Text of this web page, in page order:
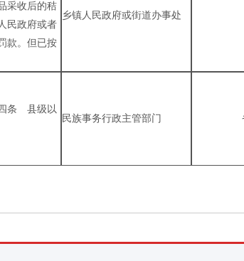
采收后的秸
民政府或者
款。但已按
乡镇人民政府或街道办事处
四条 县级以
民族事务行政主管部门